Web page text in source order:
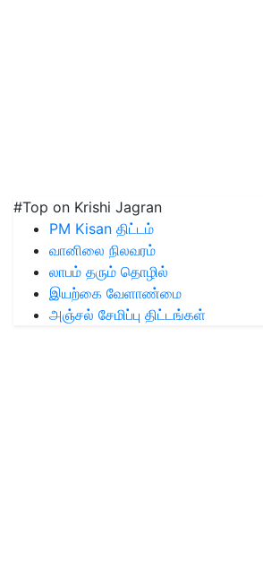
#Top on Krishi Jagran
PM Kisan திட்டம்
வானிலை நிலவரம்
லாபம் தரும் தொழில்
இயற்கை வேளாண்மை
அஞ்சல் சேமிப்பு திட்டங்கள்